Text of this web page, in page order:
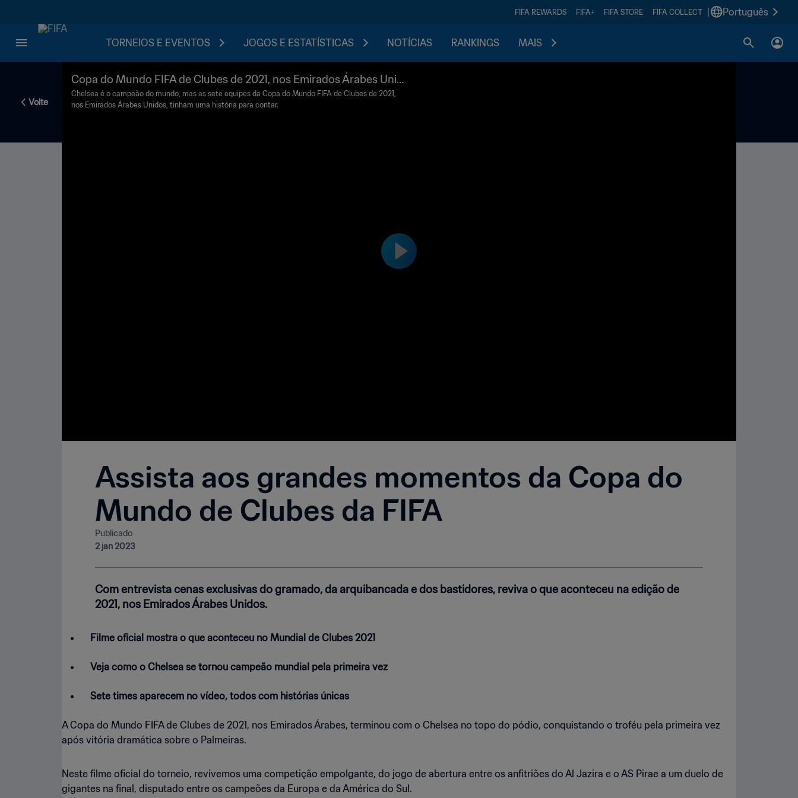
FIFA REWARDS FIFA+ FIFA STORE FIFA COLLECT Português
TORNEIOS E EVENTOS JOGOS E ESTATÍSTICAS NOTÍCIAS RANKINGS MAIS
Volte
Assista aos grandes momentos da Copa do
Mundo de Clubes da FIFA
Publicado
2 jan 2023
Copa do Mundo FIFA de Clubes de 2021, nos Emirados Árabes Unid
os | Filme do Torneio
Chelsea é o campeão do mundo, mas as sete equipes da Copa do Mundo FIFA de Clubes de 2021,
nos Emirados Árabes Unidos, tinham uma história para contar.
Com entrevista cenas exclusivas do gramado, da arquibancada e dos bastidores, reviva o que aconteceu na edição de
2021, nos Emirados Árabes Unidos.
Filme oficial mostra o que aconteceu no Mundial de Clubes 2021
Veja como o Chelsea se tornou campeão mundial pela primeira vez
Sete times aparecem no vídeo, todos com histórias únicas
A Copa do Mundo FIFA de Clubes de 2021, nos Emirados Árabes, terminou com o Chelsea no topo do pódio, conquistando o troféu pela primeira vez
após vitória dramática sobre o Palmeiras.
Neste filme oficial do torneio, revivemos uma competição empolgante, do jogo de abertura entre os anfitriões do Al Jazira e o AS Pirae a um duelo de
gigantes na final, disputado entre os campeões da Europa e da América do Sul.